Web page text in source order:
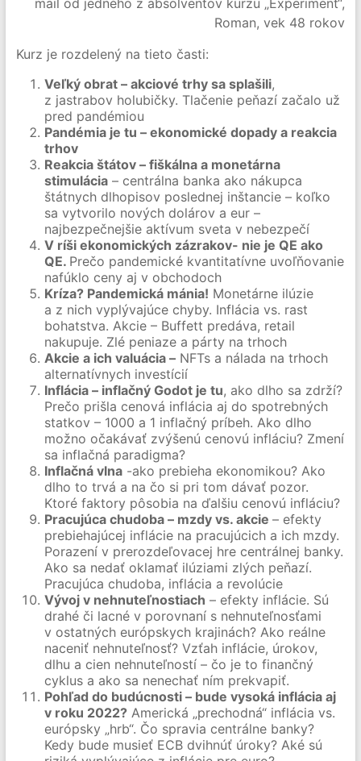
Roman, vek 48 rokov
Kurz je rozdelený na tieto časti:
Veľký obrat – akciové trhy sa splašili,
z jastrabov holubičky. Tlačenie peňazí začalo už
pred pandémiou
Pandémia je tu – ekonomické dopady a reakcia
trhov
Reakcia štátov – fiškálna a monetárna
stimulácia– centrálna banka ako nákupca
štátnych dlhopisov poslednej inštancie – koľko
sa vytvorilo nových dolárov a eur –
najbezpečnejšie aktívum sveta v nebezpečí
V ríši ekonomických zázrakov- nie je QE ako
QE. Prečo pandemické kvantitatívne uvoľňovanie
nafúklo ceny aj v obchodoch
Kríza? Pandemická mánia! Monetárne ilúzie
a z nich vyplývajúce chyby. Inflácia vs. rast
bohatstva. Akcie – Buffett predáva, retail
nakupuje. Zlé peniaze a párty na trhoch
Akcie a ich valuácia –NFTs a nálada na trhoch
alternatívnych investícií
Inflácia – inflačný Godot je tu, ako dlho sa zdrží?
Prečo prišla cenová inflácia aj do spotrebných
statkov – 1000 a 1 inflačný príbeh. Ako dlho
možno očakávať zvýšenú cenovú infláciu? Zmení
sa inflačná paradigma?
Inflačná vlna-ako prebieha ekonomikou? Ako
dlho to trvá a na čo si pri tom dávať pozor.
Ktoré faktory pôsobia na ďalšiu cenovú infláciu?
Pracujúca chudoba – mzdy vs. akcie – efekty
prebiehajúcej inflácie na pracujúcich a ich mzdy.
Porazení v prerozdeľovacej hre centrálnej banky.
Ako sa nedať oklamať ilúziami zlých peňazí.
Pracujúca chudoba, inflácia a revolúcie
Vývoj v nehnuteľnostiach – efekty inflácie. Sú
drahé či lacné v porovnaní s nehnuteľnosťami
v ostatných európskych krajinách? Ako reálne
naceniť nehnuteľnosť? Vzťah inflácie, úrokov,
dlhu a cien nehnuteľností – čo je to finančný
cyklus a ako sa nenechať ním prekvapiť.
Pohľad do budúcnosti – bude vysoká inflácia aj
v roku 2022?Americká „prechodná“ inflácia vs.
európsky „hrb“. Čo spravia centrálne banky?
Kedy bude musieť ECB dvihnúť úroky? Aké sú